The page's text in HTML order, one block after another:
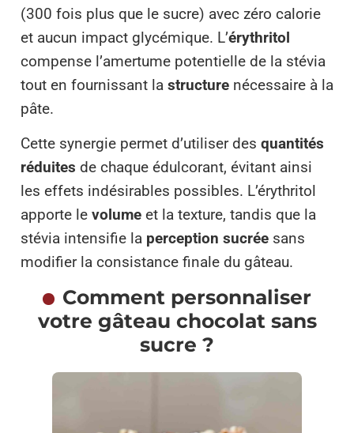
(300 fois plus que le sucre) avec zéro calorie
et aucun impact glycémique. L’érythritol
compense l’amertume potentielle de la stévia
tout en fournissant la structure nécessaire à la
pâte.
Cette synergie permet d’utiliser des quantités
réduites de chaque édulcorant, évitant ainsi
les effets indésirables possibles. L’érythritol
apporte le volume et la texture, tandis que la
stévia intensifie la perception sucrée sans
modifier la consistance finale du gâteau.
Comment personnaliser
votre gâteau chocolat sans
sucre ?